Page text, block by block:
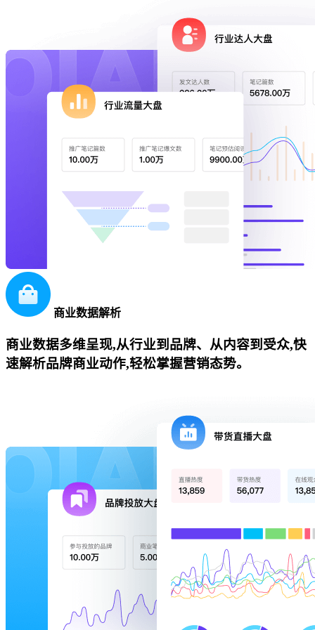
商业数据解析
商业数据多维呈现,从行业到品牌、从内容到受众,快
速解析品牌商业动作,轻松掌握营销态势。